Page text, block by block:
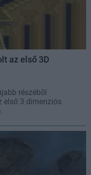
az első 3D
részéből
első 3 dimenziós